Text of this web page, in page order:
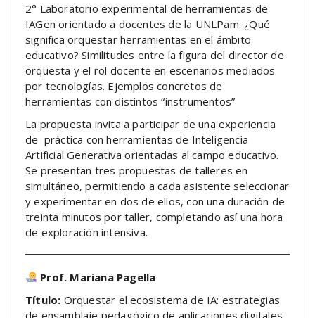
2° Laboratorio experimental de herramientas de
IAGen orientado a docentes de la UNLPam. ¿Qué
significa orquestar herramientas en el ámbito
educativo? Similitudes entre la figura del director de
orquesta y el rol docente en escenarios mediados
por tecnologías. Ejemplos concretos de
herramientas con distintos “instrumentos”
La propuesta invita a participar de una experiencia
de práctica con herramientas de Inteligencia
Artificial Generativa orientadas al campo educativo.
Se presentan tres propuestas de talleres en
simultáneo, permitiendo a cada asistente seleccionar
y experimentar en dos de ellos, con una duración de
treinta minutos por taller, completando así una hora
de exploración intensiva.
Prof. Mariana Pagella
Título: Orquestar el ecosistema de IA: estrategias
de ensamblaje pedagógico de aplicaciones digitales